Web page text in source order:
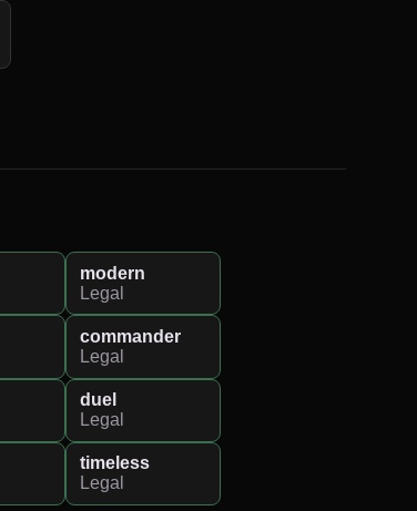
modern
Legal
commander
Legal
duel
Legal
timeless
Legal